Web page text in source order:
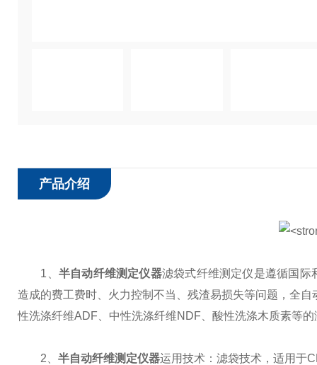
产品介绍
1、 半自动纤维测定仪器滤袋式纤维测定仪是遵循国际
造成的费工费时、火力控制不当、残渣易损失等问题，全
性洗涤纤维ADF、中性洗涤纤维NDF、酸性洗涤木质素等的
2、 半自动纤维测定仪器运用技术：滤袋技术，适用于